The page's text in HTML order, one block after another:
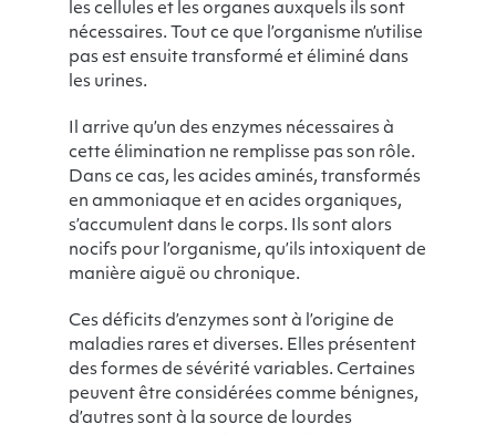
les cellules et les organes auxquels ils sont
nécessaires. Tout ce que l’organisme n’utilise
pas est ensuite transformé et éliminé dans
les urines.
Il arrive qu’un des enzymes nécessaires à
cette élimination ne remplisse pas son rôle.
Dans ce cas, les acides aminés, transformés
en ammoniaque et en acides organiques,
s’accumulent dans le corps. Ils sont alors
nocifs pour l’organisme, qu’ils intoxiquent de
manière aiguë ou chronique.
Ces déficits d’enzymes sont à l’origine de
maladies rares et diverses. Elles présentent
des formes de sévérité variables. Certaines
peuvent être considérées comme bénignes,
d’autres sont à la source de lourdes